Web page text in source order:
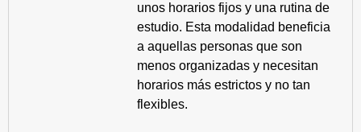
unos horarios fijos y una rutina de
estudio. Esta modalidad beneficia
a aquellas personas que son
menos organizadas y necesitan
horarios más estrictos y no tan
flexibles.